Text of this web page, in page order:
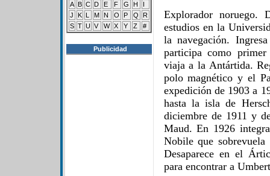
A B C D E F G H
I
J
K L M N O P Q
R
S T U V W X Y Z #
Publicidad
Explorador noruego.
estudios en la
la navegación.
participa como
viaja a la Antártida.
polo magnético y el
expedición de 1903 a
hasta la isla de
diciembre de 1911 y
Maud. En 1926
Nobile que
Desaparece en el
para encontrar a